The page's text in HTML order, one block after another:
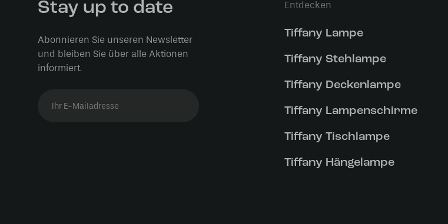
Stay up to date
Abonnieren Sie unseren Newsletter
und bleiben Sie über alle Aktionen
informiert.
Entdecken
Tiffany Lampe
Tiffany Stehlampe
Tiffany Deckenlampe
Tiffany Lampenschirme
Tiffany Tischlampe
Tiffany Hängelampe